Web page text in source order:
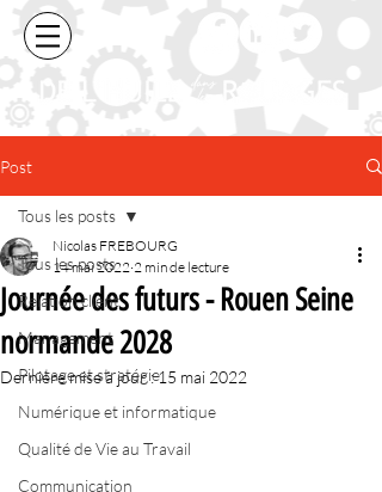
Post
Tous les posts
Relation client
Management
Pilotage et stratégie
Numérique et informatique
Qualité de Vie au Travail
Communication
Tous les posts
Journée des futurs - Rouen Seine
normande 2028
Nicolas FREBOURG
14 mai 2022 2 min de lecture
Dernière mise à jour :15 mai 2022